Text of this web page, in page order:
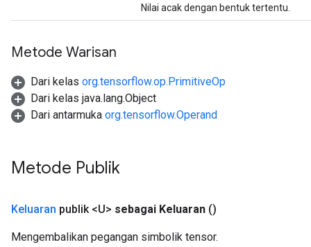
Nilai acak dengan bentuk tertentu.
Metode Warisan
Dari kelas org.tensorflow.op.PrimitiveOp
Dari kelas java.lang.Object
Dari antarmuka org.tensorflow.Operand
Metode Publik
Keluaran publik <U> sebagai Keluaran ()
Mengembalikan pegangan simbolik tensor.